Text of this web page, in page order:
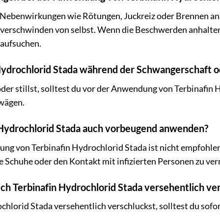
wie Rötungen, Juckreiz oder Brennen
von selbst. Wenn die Beschwerden
Stada während der Schwangerschaft
stillst, solltest du vor der Anwendung von Terbinafin
Stada auch vorbeugend anwenden?
von Terbinafin Hydrochlorid Stada ist nicht
oder den Kontakt mit infizierten Personen zu
Terbinafin Hydrochlorid Stada versehentlich
Stada versehentlich verschluckst, solltest du